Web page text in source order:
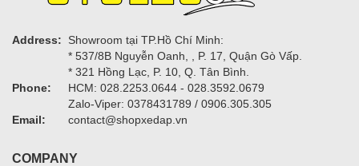
Address:
Showroom tại TP.Hồ Chí Minh:
* 537/8B Nguyễn Oanh, , P. 17, Quận Gò Vấp.
* 321 Hồng Lạc, P. 10, Q. Tân Bình.
Phone:
HCM: 028.2253.0644 - 028.3592.0679
Zalo-Viper: 0378431789 / 0906.305.305
Email:
contact@shopxedap.vn
COMPANY